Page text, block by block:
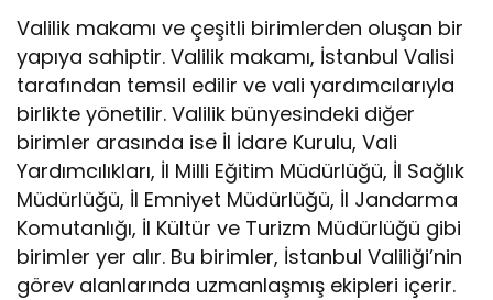
Valilik makamı ve çeşitli birimlerden oluşan bir
yapıya sahiptir. Valilik makamı, İstanbul Valisi
tarafından temsil edilir ve vali yardımcılarıyla
birlikte yönetilir. Valilik bünyesindeki diğer
birimler arasında ise İl İdare Kurulu, Vali
Yardımcılıkları, İl Milli Eğitim Müdürlüğü, İl Sağlık
Müdürlüğü, İl Emniyet Müdürlüğü, İl Jandarma
Komutanlığı, İl Kültür ve Turizm Müdürlüğü gibi
birimler yer alır. Bu birimler, İstanbul Valiliği’nin
görev alanlarında uzmanlaşmış ekipleri içerir.